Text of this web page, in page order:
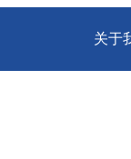
关于